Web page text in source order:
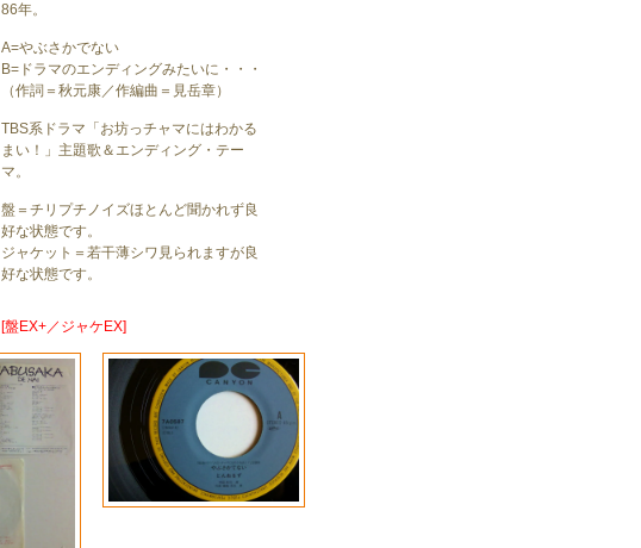
86年。
A=やぶさかでない
B=ドラマのエンディングみたいに・・・
（作詞＝秋元康／作編曲＝見岳章）
TBS系ドラマ「お坊っチャマにはわかる
まい！」主題歌＆エンディング・テー
マ。
盤＝チリプチノイズほとんど聞かれず良
好な状態です。
ジャケット＝若干薄シワ見られますが良
好な状態です。
[盤EX+／ジャケEX]